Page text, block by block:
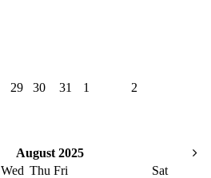
29 30 31 1 2
August 2025
Wed Thu Fri Sat